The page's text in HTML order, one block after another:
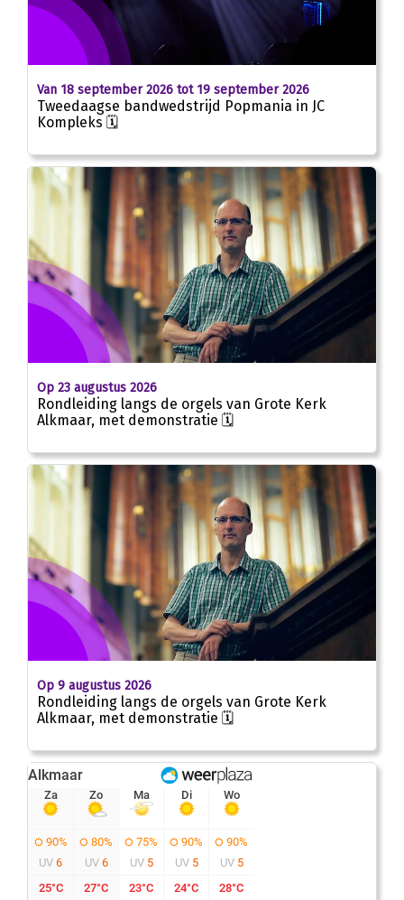
Van 18 september 2026 tot 19 september 2026
Tweedaagse bandwedstrijd Popmania in JC
Kompleks 🗓
Op 23 augustus 2026
Rondleiding langs de orgels van Grote Kerk
Alkmaar, met demonstratie 🗓
Op 9 augustus 2026
Rondleiding langs de orgels van Grote Kerk
Alkmaar, met demonstratie 🗓